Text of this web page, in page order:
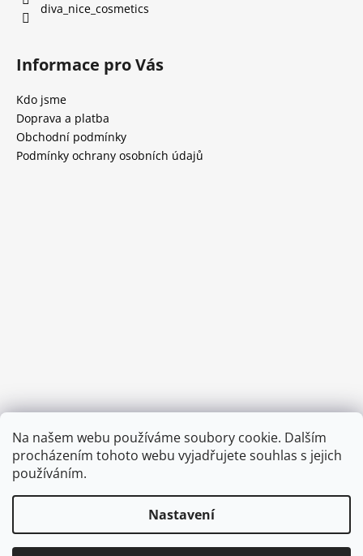
Na našem webu používáme soubory cookie. Dalším
procházením tohoto webu vyjadřujete souhlas s jejich
používáním.
Nastavení
diva_nice_cosmetics
Informace pro Vás
Kdo jsme
Doprava a platba
Obchodní podmínky
Podmínky ochrany osobních údajů
Provozní doba:
8.00 - 15.00 hod (pondělí - pátek)
Copyright 2026Diva & Nice Cosmetics. Všechna práva